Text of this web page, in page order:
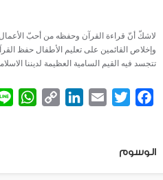
لاشكّ أنّ قراءة القرآن وحفظه من أحبّ الأعمال
وإخلاص القائمين على تعليم الأطفال حفظ
تتجسد فيه القيم السامية العظيمة لديننا
Facebook
Twitter
Email
LinkedIn
Copy
الوسوم